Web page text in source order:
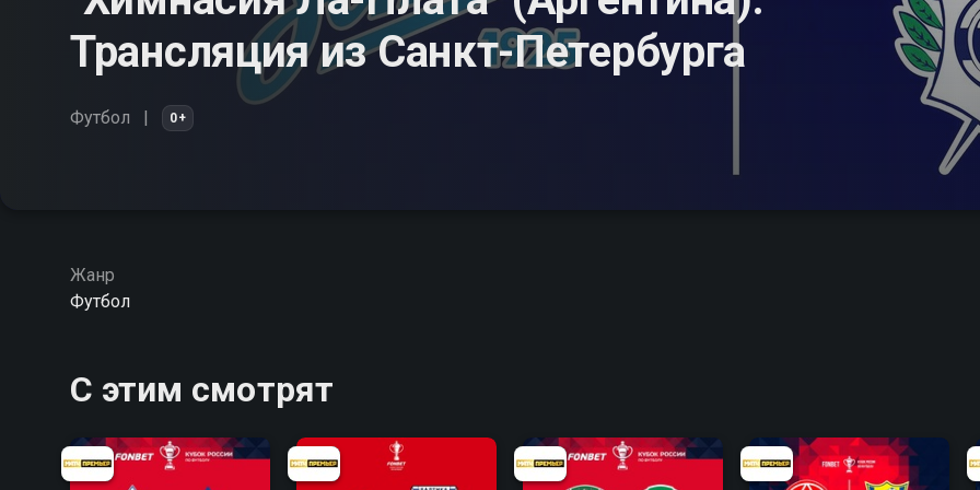
Трансляция из Санкт-Петербурга
Футбол 0+
Жанр
Футбол
С этим смотрят